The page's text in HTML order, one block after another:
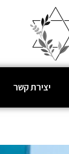
יצירת קשר